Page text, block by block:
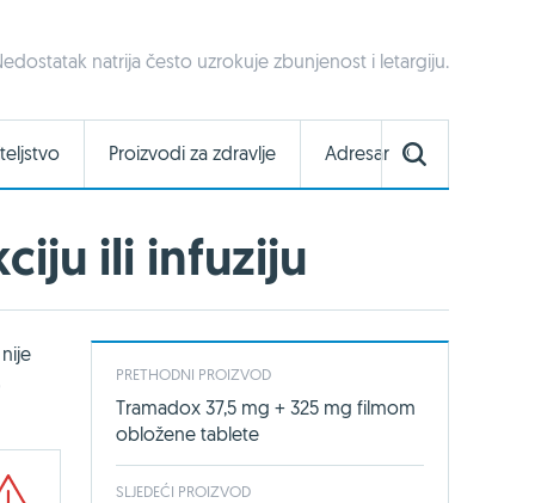
natrija često uzrokuje zbunjenost i letargiju.
Proizvodi za zdravlje Adresar
ili infuziju
PRETHODNI PROIZVOD
Tramadox 37,5 mg + 325 mg filmom
obložene tablete
SLJEDEĆI PROIZVOD